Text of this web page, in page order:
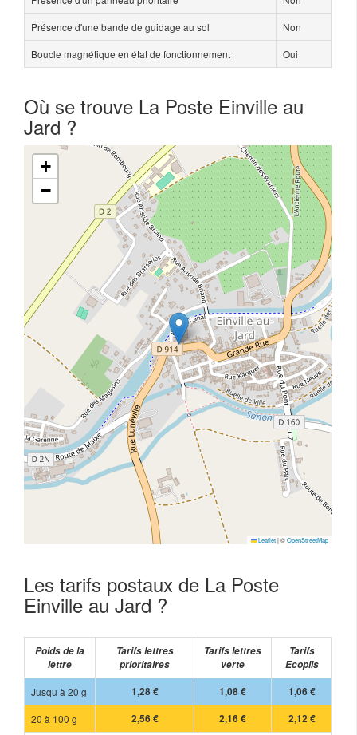
Présence d'une bande de guidage au sol
Non
Boucle magnétique en état de fonctionnement
Oui
Où se trouve La Poste Einville au
Jard ?
+
−
Leaflet|©OpenStreetMap
Les tarifs postaux de La Poste
Einville au Jard ?
Poids de la
lettre
Tarifs lettres
prioritaires
Tarifs lettres
verte
Tarifs
Ecoplis
Jusqu à 20 g
1,28 € 1,08 €
1,06 €
20 à 100 g
2,56 € 2,16 €
2,12 €